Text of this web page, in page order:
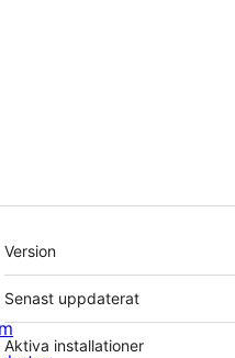
Meta
Version
Senast uppdaterat
Aktiva installationer